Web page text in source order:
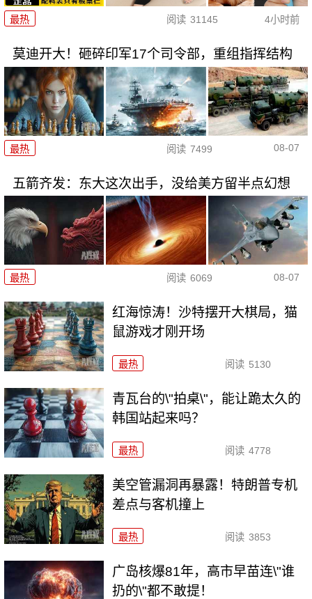
最热 阅读 31145 4小时前
莫迪开大！砸碎印军17个司令部，重组指挥结构
最热 阅读 7499 08-07
五箭齐发：东大这次出手，没给美方留半点幻想
最热 阅读 6069 08-07
红海惊涛！沙特摆开大棋局，猫
鼠游戏才刚开场
最热 阅读 5130
青瓦台的\"拍桌\"，能让跪太久的
韩国站起来吗？
最热 阅读 4778
美空管漏洞再暴露！特朗普专机
差点与客机撞上
最热 阅读 3853
广岛核爆81年，高市早苗连\"谁
扔的\"都不敢提！